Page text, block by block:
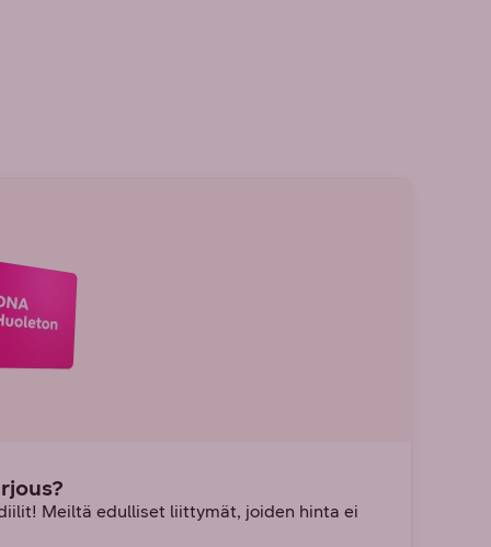
Meiltä edulliset liittymät, joiden hinta ei